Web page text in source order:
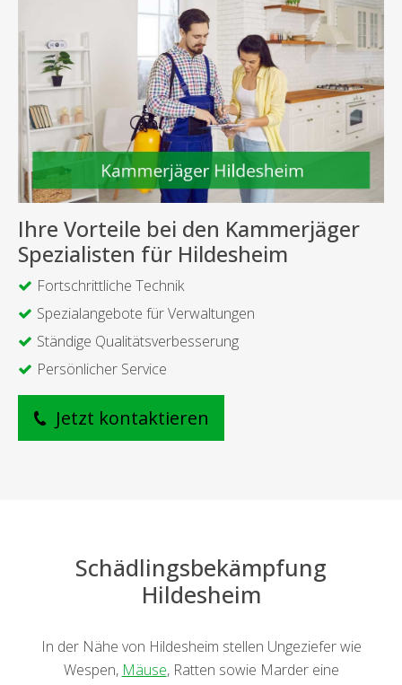
Ihre Vorteile bei den Kammerjäger
Spezialisten für Hildesheim
Fortschrittliche Technik
Spezialangebote für Verwaltungen
Ständige Qualitätsverbesserung
Persönlicher Service
Jetzt kontaktieren
Schädlingsbekämpfung
Hildesheim
In der Nähe von Hildesheim stellen Ungeziefer wie
Wespen, Mäuse, Ratten sowie Marder eine